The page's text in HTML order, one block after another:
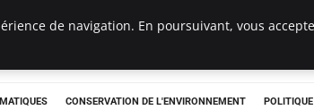
CONSERVATION DE L'ENVIRONNEMENT
de navigation. En poursuivant, vous